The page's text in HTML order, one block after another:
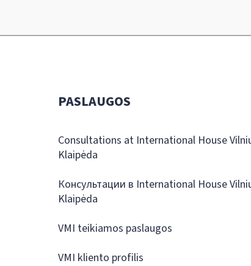
PASLAUGOS
Consultations at International House
Klaipėda
Консультации в International House
Klaipėda
VMI teikiamos paslaugos
VMI kliento profilis